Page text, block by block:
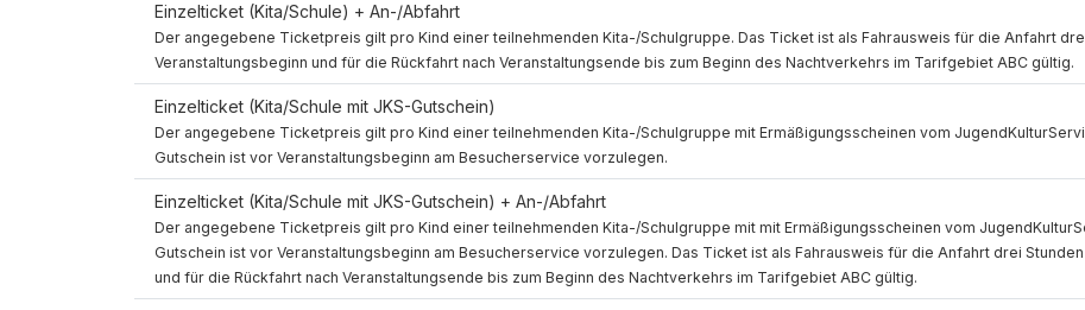
Einzelticket (Kita/Schule) + An-/Abfahrt
Der angegebene Ticketpreis gilt pro Kind einer teilnehmenden Kita-/Schulgruppe. Das Ticket ist als Fahrausweis für die Anfahrt
Veranstaltungsbeginn und für die Rückfahrt nach Veranstaltungsende bis zum Beginn des Nachtverkehrs im Tarifgebiet ABC gültig.
Einzelticket (Kita/Schule mit JKS-Gutschein)
Der angegebene Ticketpreis gilt pro Kind einer teilnehmenden Kita-/Schulgruppe mit Ermäßigungsscheinen vom
Gutschein ist vor Veranstaltungsbeginn am Besucherservice vorzulegen.
Einzelticket (Kita/Schule mit JKS-Gutschein) + An-/Abfahrt
Der angegebene Ticketpreis gilt pro Kind einer teilnehmenden Kita-/Schulgruppe mit mit Ermäßigungsscheinen vom
Gutschein ist vor Veranstaltungsbeginn am Besucherservice vorzulegen. Das Ticket ist als Fahrausweis für die Anfahrt drei
und für die Rückfahrt nach Veranstaltungsende bis zum Beginn des Nachtverkehrs im Tarifgebiet ABC gültig.